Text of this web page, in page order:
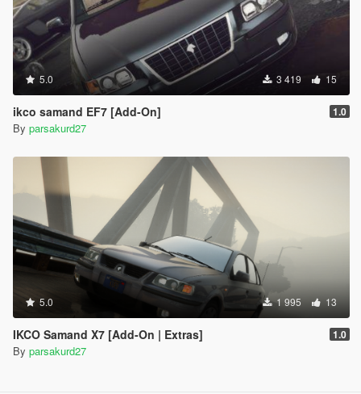
5.0 3 419 15
ikco samand EF7 [Add-On] 1.0
By parsakurd27
5.0 1 995 13
IKCO Samand X7 [Add-On | Extras] 1.0
By parsakurd27